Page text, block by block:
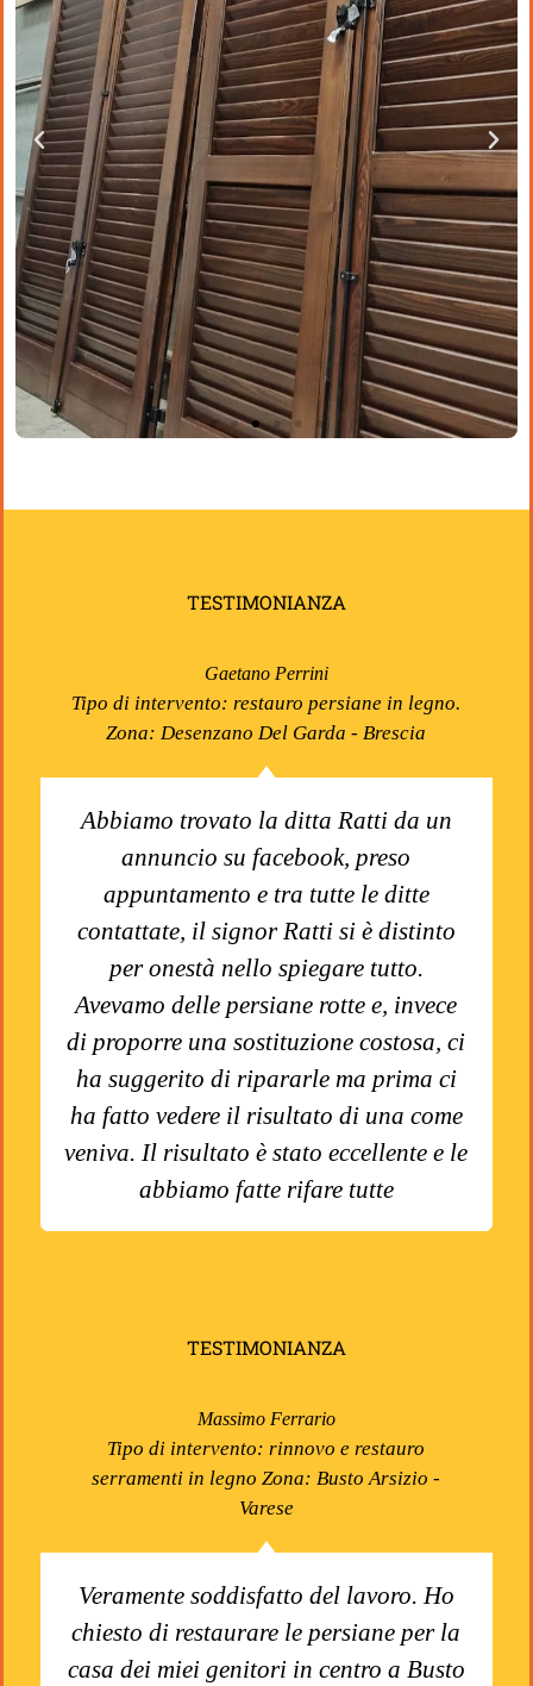
TESTIMONIANZA
Abbiamo trovato la ditta Ratti da un
annuncio su facebook, preso
appuntamento e tra tutte le ditte
contattate, il signor Ratti si è distinto
per onestà nello spiegare tutto.
Avevamo delle persiane rotte e, invece
di proporre una sostituzione costosa, ci
ha suggerito di ripararle ma prima ci
ha fatto vedere il risultato di una come
veniva. Il risultato è stato eccellente e le
abbiamo fatte rifare tutte
Gaetano Perrini
Tipo di intervento: restauro persiane in legno.
Zona: Desenzano Del Garda - Brescia
TESTIMONIANZA
Veramente soddisfatto del lavoro. Ho
chiesto di restaurare le persiane per la
casa dei miei genitori in centro a Busto
Massimo Ferrario
Tipo di intervento: rinnovo e restauro
serramenti in legno Zona: Busto Arsizio -
Varese